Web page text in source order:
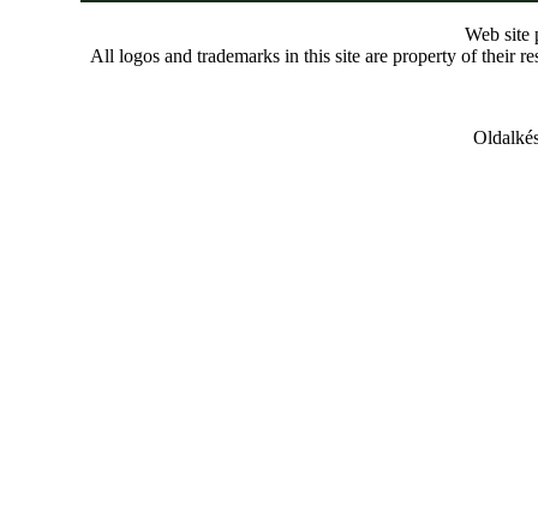
Web site
All logos and trademarks in this site are property of their